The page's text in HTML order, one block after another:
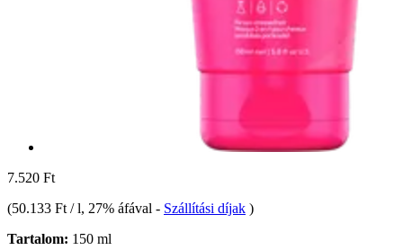
7.520 Ft
(50.133 Ft / l, 27% áfával - Szállítási díjak )
Tartalom: 150 ml